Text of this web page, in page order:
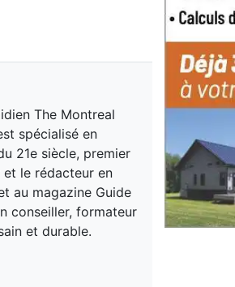
The Montreal
spécialisé en
21e siècle, premier
le rédacteur en
au magazine Guide
conseiller, formateur
et durable.